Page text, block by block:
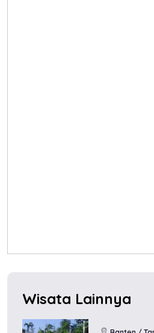
Wisata Lainnya